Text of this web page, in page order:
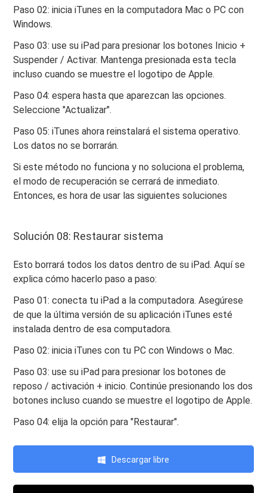
Paso 02: inicia iTunes en la computadora Mac o PC con
Windows.
Paso 03: use su iPad para presionar los botones Inicio +
Suspender / Activar. Mantenga presionada esta tecla
incluso cuando se muestre el logotipo de Apple.
Paso 04: espera hasta que aparezcan las opciones.
Seleccione "Actualizar".
Paso 05: iTunes ahora reinstalará el sistema operativo.
Los datos no se borrarán.
Si este método no funciona y no soluciona el problema,
el modo de recuperación se cerrará de inmediato.
Entonces, es hora de usar las siguientes soluciones
Solución 08: Restaurar sistema
Esto borrará todos los datos dentro de su iPad. Aquí se
explica cómo hacerlo paso a paso:
Paso 01: conecta tu iPad a la computadora. Asegúrese
de que la última versión de su aplicación iTunes esté
instalada dentro de esa computadora.
Paso 02: inicia iTunes con tu PC con Windows o Mac.
Paso 03: use su iPad para presionar los botones de
reposo / activación + inicio. Continúe presionando los dos
botones incluso cuando se muestre el logotipo de Apple.
Paso 04: elija la opción para "Restaurar".
Descargar libre